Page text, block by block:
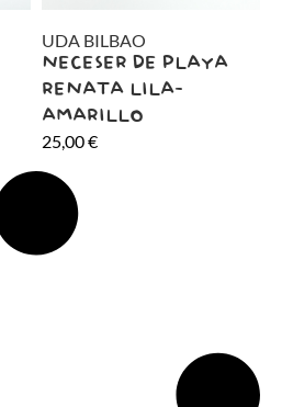
UDA BILBAO
NECESER DE PLAYA
RENATA LILA-
AMARILLO
25,00€